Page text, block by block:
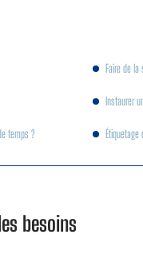
temps ?
Faire de la
Instaurer
besoins